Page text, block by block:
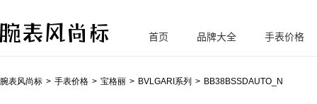
腕
首页 品牌大全 手表价格
腕表风尚标 手表价格 宝格丽 BVLGARI系列 BB38BSSDAUTO_N